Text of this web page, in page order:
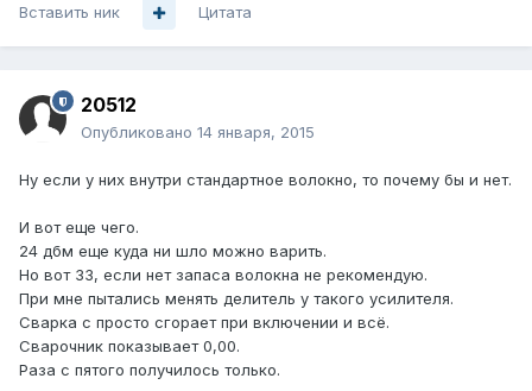
Вставить ник Цитата
20512
Опубликовано 14 января, 2015
Ну если у них внутри стандартное волокно, то почему бы и нет.
И вот еще чего.
24 дбм еще куда ни шло можно варить.
Но вот 33, если нет запаса волокна не рекомендую.
При мне пытались менять делитель у такого усилителя.
Сварка с просто сгорает при включении и всё.
Сварочник показывает 0,00.
Раза с пятого получилось только.